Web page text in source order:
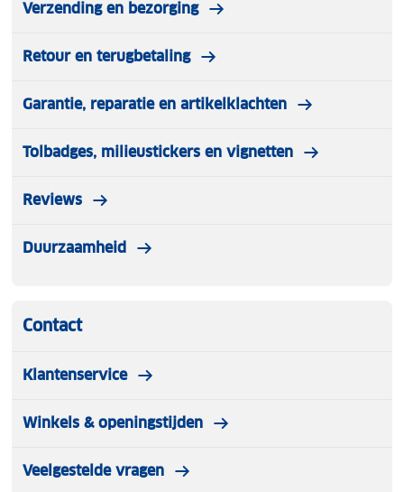
Verzending en bezorging
Retour en terugbetaling
Garantie, reparatie en artikelklachten
Tolbadges, milieustickers en vignetten
Reviews
Duurzaamheid
Contact
Klantenservice
Winkels & openingstijden
Veelgestelde vragen